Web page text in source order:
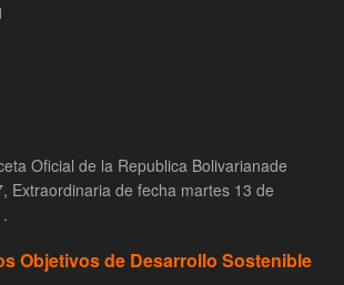
Oficial de la Republica Bolivarianade
Extraordinaria de fecha martes 13 de
Objetivos de Desarrollo Sostenible